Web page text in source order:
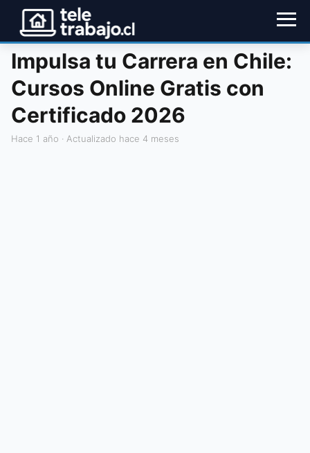
Impulsa tu Carrera en Chile:
Cursos Online Gratis con
Certificado 2026
hace 1 año · Actualizado hace 4 meses